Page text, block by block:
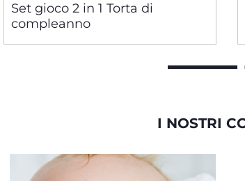
Set gioco 2 in 1 Torta di
compleanno
I NOSTRI